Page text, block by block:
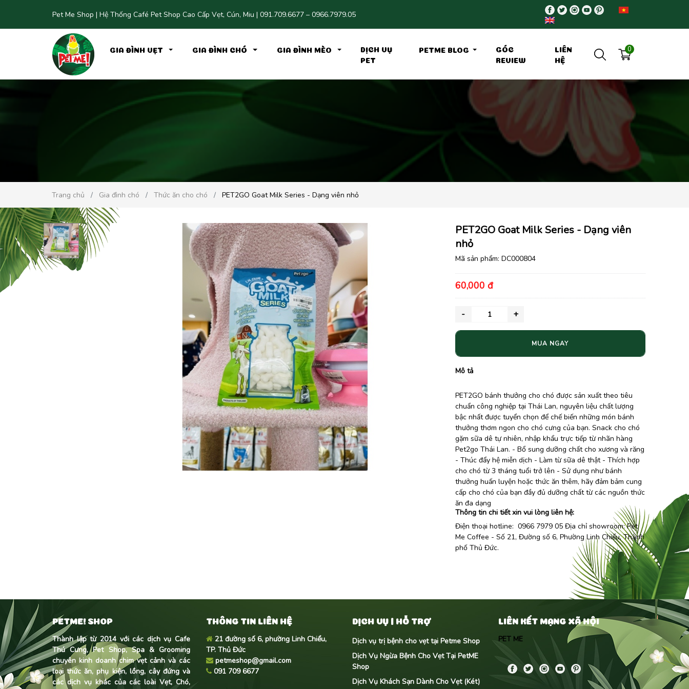
Pet Me Shop | Hệ Thống Café Pet Shop Cao Cấp Vẹt, Cún, Miu | 091.709.6677 – 0966.7979.05
GIA ĐÌNH VẸT GIA ĐÌNH CHÓ GIA ĐÌNH MÈO DỊCH VỤ
PET
PETME BLOG GÓC
REVIEW
LIÊN
HỆ
0
Trang chủ Gia đình chó Thức ăn cho chó PET2GO Goat Milk Series - Dạng viên nhỏ
PET2GO Goat Milk Series - Dạng viên
nhỏ
Mã sản phẩm: DC000804
60,000 đ
MUA NGAY
Mô tả
PET2GO bánh thưởng cho chó được sản xuất theo tiêu
chuẩn công nghiệp tại Thái Lan, nguyên liệu chất lượng
bậc nhất được tuyển chọn để chế biến những món bánh
thưởng thơm ngon cho chó cưng của bạn. Snack cho chó
gặm sữa dê tự nhiên, nhập khẩu trực tiếp từ nhãn hàng
Pet2go Thái Lan. - Bổ sung dưỡng chất cho xương và răng
- Thúc đẩy hệ miễn dịch - Làm từ sữa dê thật - Thích hợp
cho chó từ 3 tháng tuổi trở lên - Sử dụng như bánh
thưởng huấn luyện hoặc thức ăn thêm, hãy đảm bảm cung
cấp cho chó của bạn đầy đủ dưỡng chất từ các nguồn thức
ăn đa dạng
Thông tin chi tiết xin vui lòng liên hệ:
Điện thoại hotline: 0966 7979 05 Địa chỉ showroom:Pet
Me Coffee - Số 21, Đường số 6, Phường Linh Chiểu, Thành
phố Thủ Đức.
PETME! SHOP
Thành lập từ 2014 với các dịch vụ Cafe
Thú Cưng, Pet Shop, Spa & Grooming
chuyên kinh doanhchim vẹt cảnh và các
loại thức ăn, phụ kiện, lồng, cây đứng và
các dịch vụ khác của các loài Vẹt, Chó,
THÔNG TIN LIÊN HỆ
21 đường số 6, phường Linh Chiểu,
TP. Thủ Đức
petmeshop@gmail.com
091 709 6677
DỊCH VỤ | HỖ TRỢ
Dịch vụ trị bệnh cho vẹt tại Petme Shop
Dịch Vụ Ngừa Bệnh Cho Vẹt Tại PetME
Shop
Dịch Vụ Khách Sạn Dành Cho Vẹt (Két)
LIÊN KẾT MẠNG XÃ HỘI
PET ME